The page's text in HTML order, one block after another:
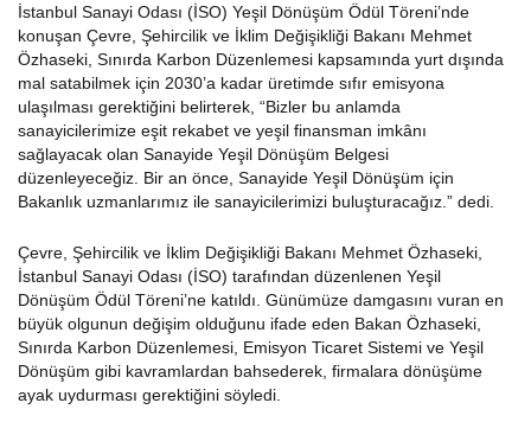
İstanbul Sanayi Odası (İSO) Yeşil Dönüşüm Ödül Töreni’nde
konuşan Çevre, Şehircilik ve İklim Değişikliği Bakanı Mehmet
Özhaseki, Sınırda Karbon Düzenlemesi kapsamında yurt dışında
mal satabilmek için 2030’a kadar üretimde sıfır emisyona
ulaşılması gerektiğini belirterek, “Bizler bu anlamda
sanayicilerimize eşit rekabet ve yeşil finansman imkânı
sağlayacak olan Sanayide Yeşil Dönüşüm Belgesi
düzenleyeceğiz. Bir an önce, Sanayide Yeşil Dönüşüm için
Bakanlık uzmanlarımız ile sanayicilerimizi buluşturacağız.” dedi.
Çevre, Şehircilik ve İklim Değişikliği Bakanı Mehmet Özhaseki,
İstanbul Sanayi Odası (İSO) tarafından düzenlenen Yeşil
Dönüşüm Ödül Töreni’ne katıldı. Günümüze damgasını vuran en
büyük olgunun değişim olduğunu ifade eden Bakan Özhaseki,
Sınırda Karbon Düzenlemesi, Emisyon Ticaret Sistemi ve Yeşil
Dönüşüm gibi kavramlardan bahsederek, firmalara dönüşüme
ayak uydurması gerektiğini söyledi.